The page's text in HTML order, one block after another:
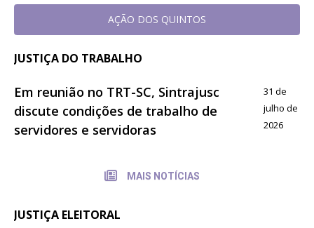
AÇÃO DOS QUINTOS
JUSTIÇA DO TRABALHO
Em reunião no TRT-SC, Sintrajusc
discute condições de trabalho de
servidores e servidoras
31 de
julho de
2026
MAIS NOTÍCIAS
JUSTIÇA ELEITORAL